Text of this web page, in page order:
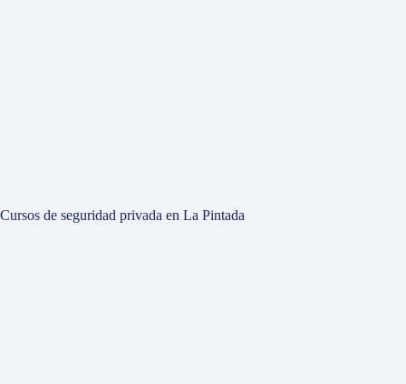
Cursos de seguridad privada en La Pintada